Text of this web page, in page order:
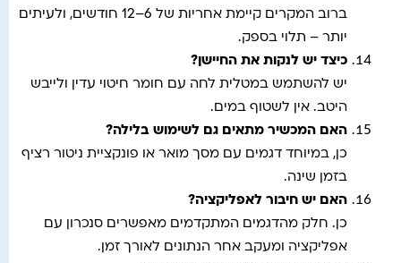
ברוב המקרים קיימת אחריות של 6–12 חודשים, ולעיתים
יותר – תלוי בספק.
כיצד יש לנקות את החיישן ?
יש להשתמש במטלית לחה עם חומר חיטוי עדין ולייבש
היטב. אין לשטוף במים.
האם המכשיר מתאים גם לשימוש בלילה?
כן, במיוחד דגמים עם מסך מואר או פונקציית ניטור רציף
בזמן שינה.
האם יש חיבור לאפליקציה?
כן. חלק מהדגמים המתקדמים מאפשרים סנכרון עם
אפליקציה ומעקב אחר הנתונים לאורך זמן.